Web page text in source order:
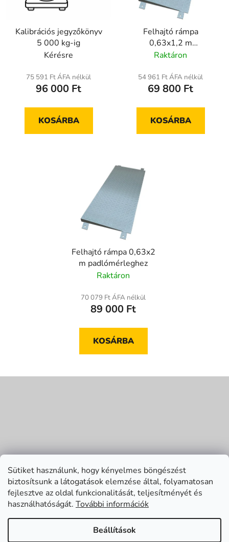
Sütiket használunk, hogy kényelmes böngészést
biztosítsunk a látogatások elemzése által, folyamatosan
fejlesztve az oldal funkcionalitását, teljesítményét és
használhatóságát. További információk
Beállítások
Kalibrációs jegyzőkönyv
5 000 kg-ig
Kérésre
75 591 Ft ÁFA nélkül
96 000 Ft
KOSÁRBA
Felhajtó rámpa
0,63x1,2 m
padlómérleghez
Raktáron
54 961 Ft ÁFA nélkül
69 800 Ft
KOSÁRBA
Felhajtó rámpa 0,63x2
m padlómérleghez
Raktáron
70 079 Ft ÁFA nélkül
89 000 Ft
KOSÁRBA
c